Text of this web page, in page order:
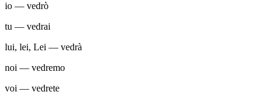
io — vedrò
tu — vedrai
lui, lei, Lei — vedrà
noi — vedremo
voi — vedrete